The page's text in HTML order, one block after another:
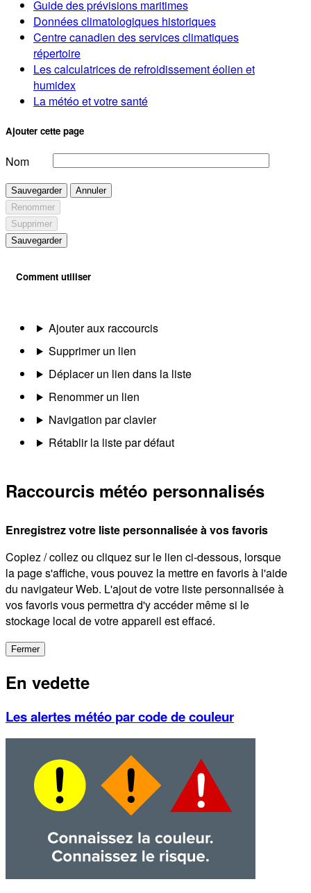
Guide des prévisions maritimes
Données climatologiques historiques
Centre canadien des services climatiques
répertoire
Les calculatrices de refroidissement éolien et
humidex
La météo et votre santé
Ajouter cette page
Nom
Sauvegarder
Annuler
Renommer
Supprimer
Sauvegarder
Comment utiliser
Ajouter aux raccourcis
Supprimer un lien
Déplacer un lien dans la liste
Renommer un lien
Navigation par clavier
Rétablir la liste par défaut
Raccourcis météo personnalisés
Enregistrez votre liste personnalisée à vos favoris
Copiez / collez ou cliquez sur le lien ci-dessous, lorsque
la page s'affiche, vous pouvez la mettre en favoris à l'aide
du navigateur Web. L'ajout de votre liste personnalisée à
vos favoris vous permettra d'y accéder même si le
stockage local de votre appareil est effacé.
Fermer
En vedette
Les alertes météo par code de couleur